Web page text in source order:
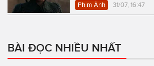
Phim Ảnh 31/07, 16:47
BÀI ĐỌC NHIỀU NHẤT